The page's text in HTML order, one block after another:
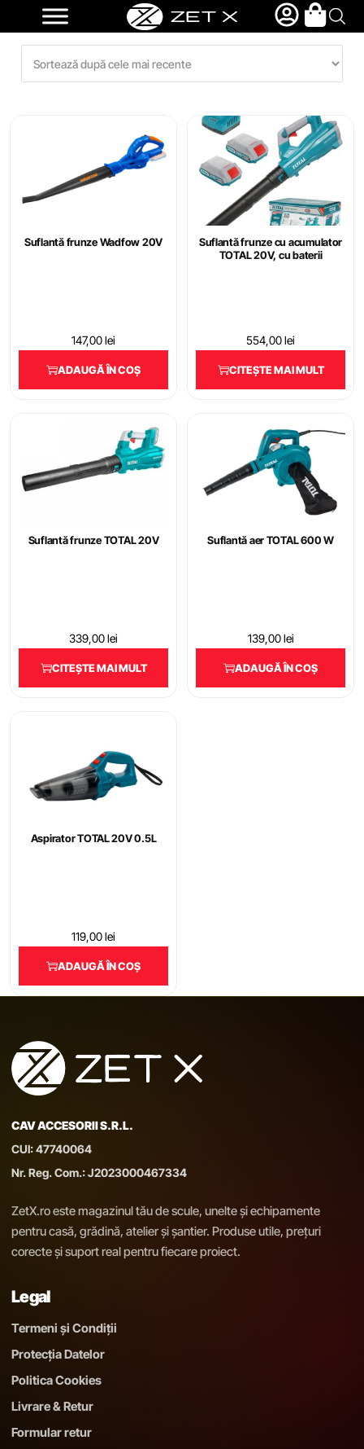
Suflantă frunze Wadfow 20V
147,00lei
ADAUGĂ ÎN COȘ
Suflantă frunze cu acumulator
TOTAL 20V, cu baterii
554,00lei
CITEȘTE MAI MULT
Suflantă frunze TOTAL 20V
339,00lei
CITEȘTE MAI MULT
Suflantă aer TOTAL 600 W
139,00lei
ADAUGĂ ÎN COȘ
Aspirator TOTAL 20V 0.5L
119,00lei
ADAUGĂ ÎN COȘ
CAV ACCESORII S.R.L.
CUI: 47740064
Nr. Reg. Com.: J2023000467334
ZetX.ro este magazinul tău de scule, unelte și echipamente
pentru casă, grădină, atelier și șantier. Produse utile, prețuri
corecte și suport real pentru fiecare proiect.
Legal
Termeni și Condiții
Protecția Datelor
Politica Cookies
Livrare & Retur
Formular retur